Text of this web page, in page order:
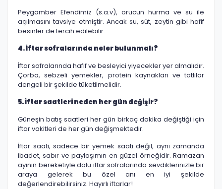
Peygamber Efendimiz (s.a.v), orucun hurma ve su ile
açılmasını tavsiye etmiştir. Ancak su, süt, zeytin gibi hafif
besinler de tercih edilebilir.
4. İftar sofralarında neler bulunmalı?
İftar sofralarında hafif ve besleyici yiyecekler yer almalıdır.
Çorba, sebzeli yemekler, protein kaynakları ve tatlılar
dengeli bir şekilde tüketilmelidir.
5. İftar saatleri neden her gün değişir?
Güneşin batış saatleri her gün birkaç dakika değiştiği için
iftar vakitleri de her gün değişmektedir.
İftar saati, sadece bir yemek saati değil, aynı zamanda
ibadet, sabır ve paylaşımın en güzel örneğidir. Ramazan
ayının bereketiyle dolu iftar sofralarında sevdiklerinizle bir
araya gelerek bu özel anı en iyi şekilde
değerlendirebilirsiniz. Hayırlı iftarlar!